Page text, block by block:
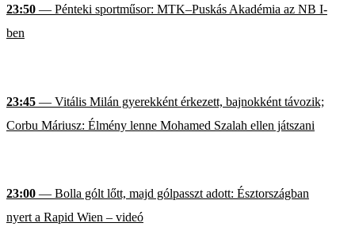
23:50 — Pénteki sportműsor: MTK–Puskás Akadémia az NB I-
ben
23:45 — Vitális Milán gyerekként érkezett, bajnokként távozik;
Corbu Máriusz: Élmény lenne Mohamed Szalah ellen játszani
23:00 — Bolla gólt lőtt, majd gólpasszt adott: Észtországban
nyert a Rapid Wien – videó